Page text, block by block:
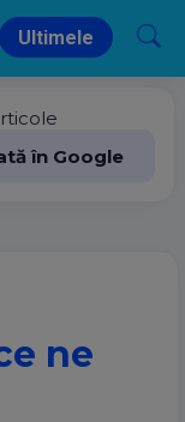
Ultimele
în Google
ne